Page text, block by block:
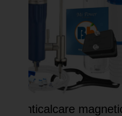
Anticalcare